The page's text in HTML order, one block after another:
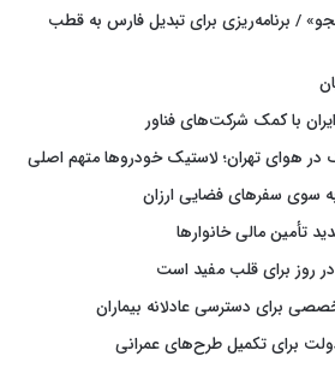
/ برنامه‌ریزی برای تبدیل فارس به قطب
با کمک شرکت‌های فناور
در هوای تهران؛ لاستیک خودروها متهم اصلی
سوی سفرهای فضایی ارزان
تأمین مالی خانوارها
روز برای قلب مفید است
برای دسترسی عادلانه بیماران
برای تکمیل طرح‌های عمرانی